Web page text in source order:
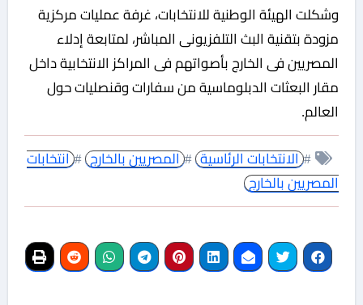
وشكلت الهيئة الوطنية للانتخابات، غرفة عمليات مركزية
مزودة بتقنية البث التلفزيونى المباشر، لمتابعة إدلاء
المصريين فى الخارج بأصواتهم فى المراكز الانتخابية داخل
مقار البعثات الدبلوماسية من سفارات وقنصليات حول
العالم.
# الانتخابات الرئاسية # المصريين بالخارج #
انتخابات
المصريين بالخارج